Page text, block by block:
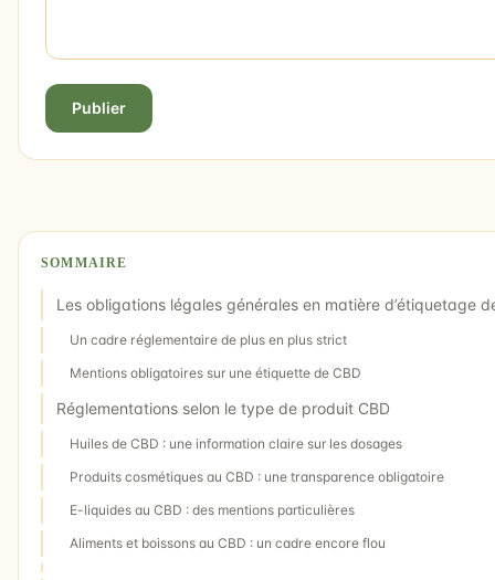
Publier
SOMMAIRE
Les obligations légales générales en matière d’étiquetage
Un cadre réglementaire de plus en plus strict
Mentions obligatoires sur une étiquette de CBD
Réglementations selon le type de produit CBD
Huiles de CBD : une information claire sur les dosages
Produits cosmétiques au CBD : une transparence obligatoire
E-liquides au CBD : des mentions particulières
Aliments et boissons au CBD : un cadre encore flou